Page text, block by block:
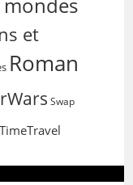
mondes
et
Roman
Swap